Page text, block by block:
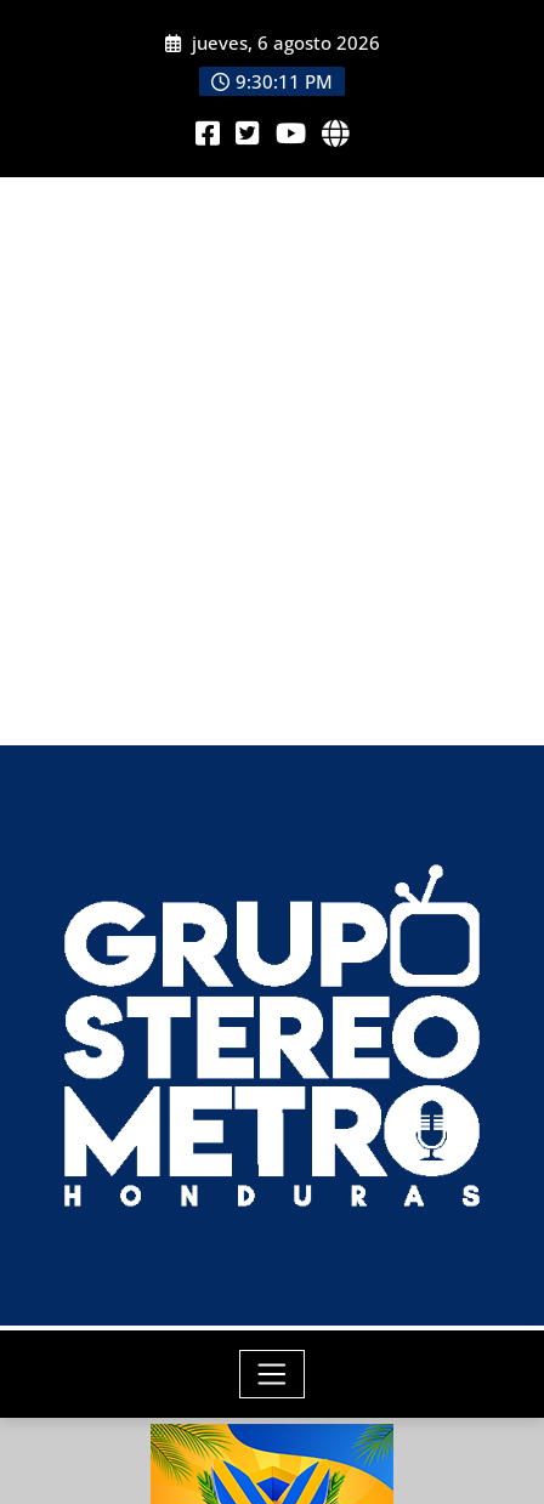
jueves, 6 agosto 2026
9:30:13 PM